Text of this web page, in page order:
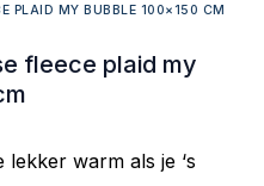
PLAID MY BUBBLE 100×150 CM
fleece plaid my
lekker warm als je ‘s